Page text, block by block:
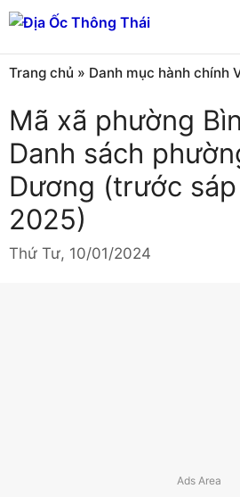
Chuyển
đến
nội
dung
Trang chủ » Danh mục hành chính
Mã xã phường
Danh sách
Dương (trước
2025)
Thứ Tư, 10/01/2024